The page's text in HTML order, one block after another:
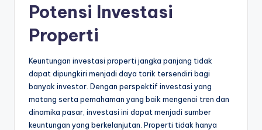
Potensi Investasi
Properti
Keuntungan investasi properti jangka panjang tidak
dapat dipungkiri menjadi daya tarik tersendiri bagi
banyak investor. Dengan perspektif investasi yang
matang serta pemahaman yang baik mengenai tren dan
dinamika pasar, investasi ini dapat menjadi sumber
keuntungan yang berkelanjutan. Properti tidak hanya